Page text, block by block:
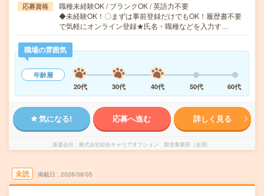
応募資格
職種未経験OK / ブランクOK / 英語力不要
◆未経験OK！〇まずは事前登録だけでもOK！履歴書不要
で気軽にオンライン登録★氏名・職種などを入力す…
職場の雰囲気
年齢層
20代
30代 40代 50代 60代
気になる! 応募へ進む 詳しく見る
派遣会社 株式会社綜合キャリアオプション 製造事業部（全国）
未読 掲載日 2026/08/05